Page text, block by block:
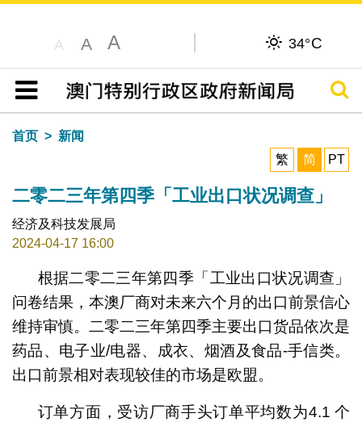
A A A 34°C
目录
搜寻
首页
新闻
繁
简 PT
二零二三年第四季「工业出口状况调查」
经济及科技发展局
2024-04-17 16:00
根据二零二三年第四季「工业出口状况调查」
问卷结果，本澳厂商对未来六个月的出口前景信心
维持审慎。二零二三年第四季主要出口货品依次是
药品、电子业/电器、成衣、烟酒及食品-手信类。
出口前景相对表现较佳的市场是欧盟。
订单方面，受访厂商手头订单平均数为4.1 个